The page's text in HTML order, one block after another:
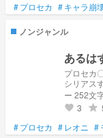
#プロセカ #キャラ崩
ノンジャンル
あるは
プロセカ
シリアス
ー 252文
favorite 3 grade
#プロセカ #レオニ #